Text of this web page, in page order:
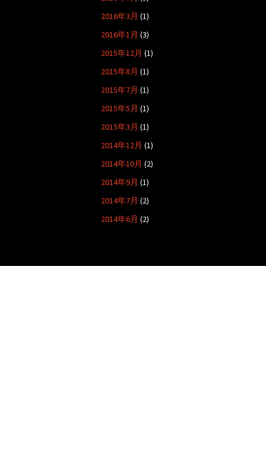
2016年3月 (1)
2016年1月 (3)
2015年12月 (1)
2015年8月 (1)
2015年7月 (1)
2015年5月 (1)
2015年3月 (1)
2014年12月 (1)
2014年10月 (2)
2014年9月 (1)
2014年7月 (2)
2014年6月 (2)